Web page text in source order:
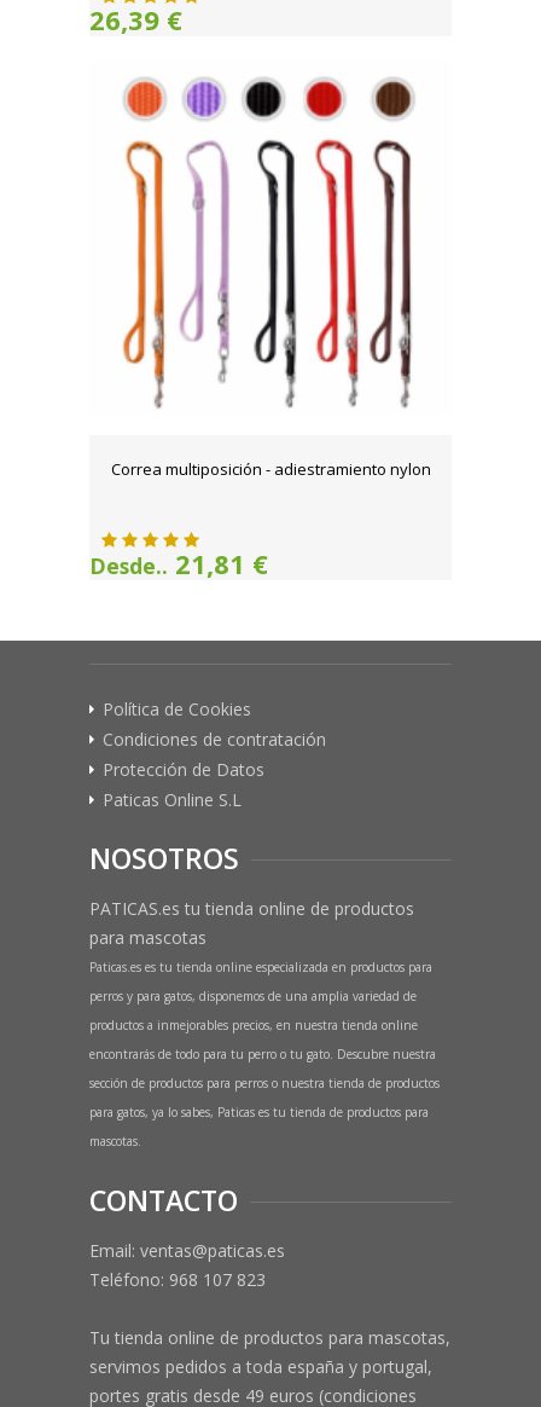
26,39 €
Correa multiposición - adiestramiento nylon
Desde.. 21,81 €
Política de Cookies
Condiciones de contratación
Protección de Datos
Paticas Online S.L
NOSOTROS
PATICAS.es tu tienda online de productos
para mascotas
Paticas.es es tu tienda online especializada en productos para
perros y para gatos, disponemos de una amplia variedad de
productos a inmejorables precios, en nuestra tienda online
encontrarás de todo para tu perro o tu gato. Descubre nuestra
sección de productos para perros o nuestra tienda de productos
para gatos, ya lo sabes, Paticas es tu tienda de productos para
mascotas.
CONTACTO
Email: ventas@paticas.es
Teléfono: 968 107 823
Tu tienda online de productos para mascotas,
servimos pedidos a toda españa y portugal,
portes gratis desde 49 euros (condiciones